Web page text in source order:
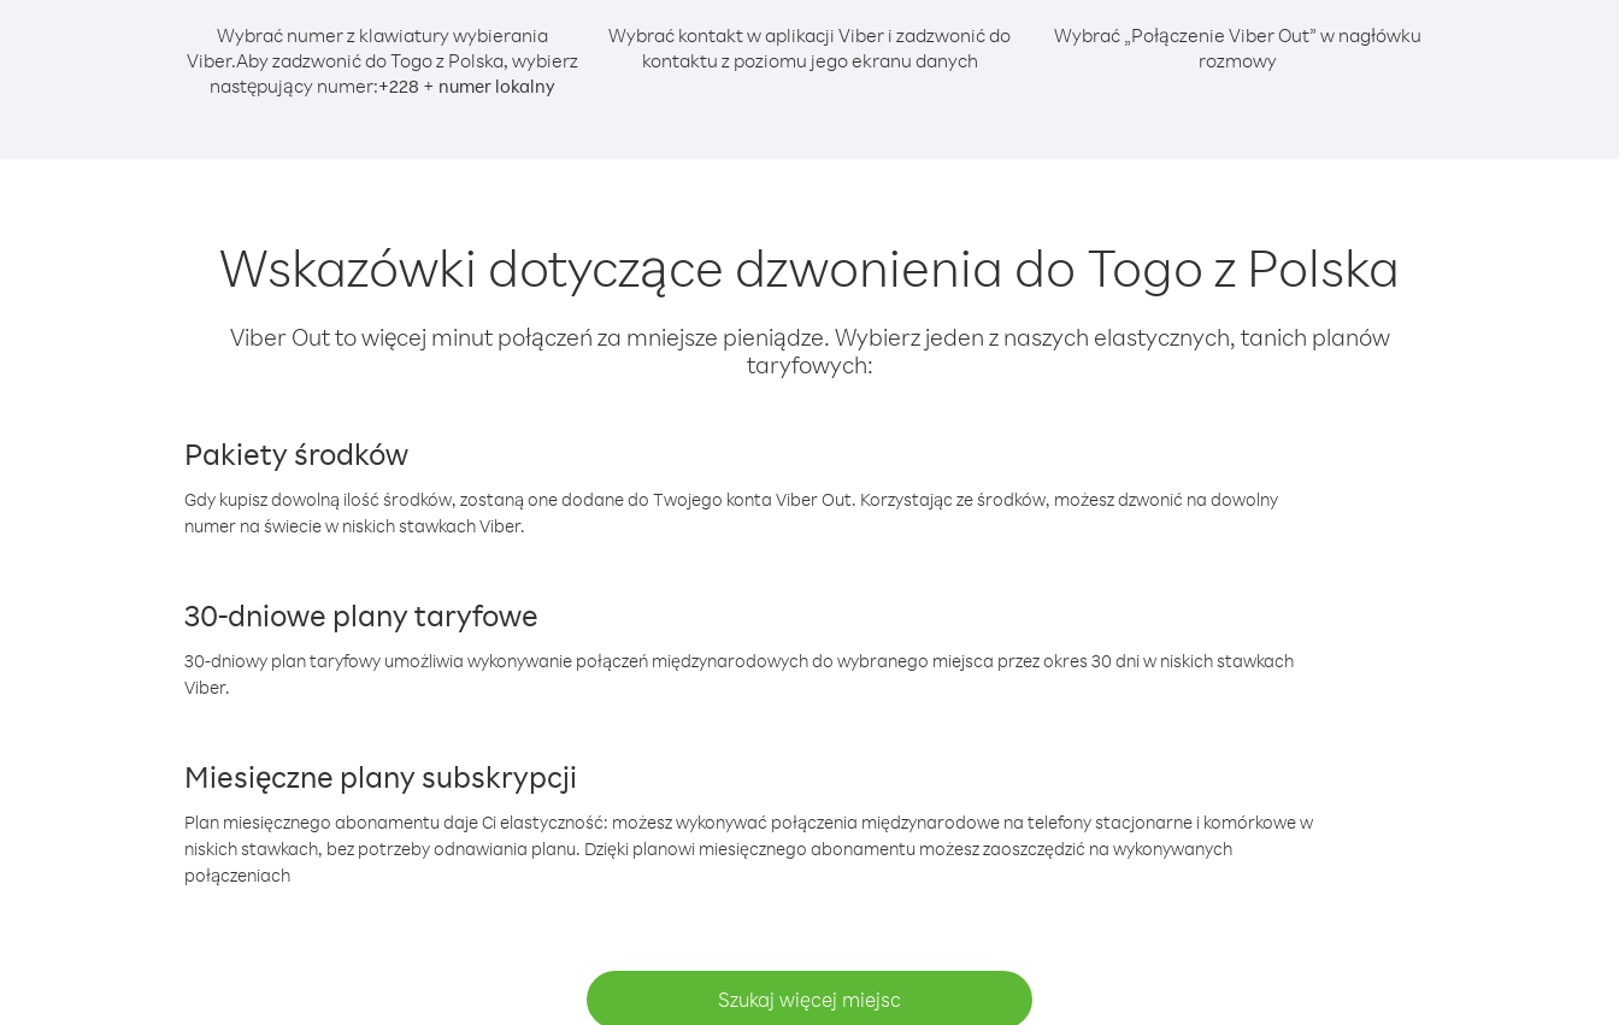
Wybrać numer z klawiatury wybierania
Viber.Aby zadzwonić do Togo z Polska, wybierz
następujący numer:+228 + numer lokalny
Wybrać kontakt w aplikacji Viber i zadzwonić do
kontaktu z poziomu jego ekranu danych
Wybrać „Połączenie Viber Out” w nagłówku
rozmowy
Wskazówki dotyczące dzwonienia do Togo z Polska
Viber Out to więcej minut połączeń za mniejsze pieniądze. Wybierz jeden z naszych elastycznych, tanich planów
taryfowych:
Pakiety środków
Gdy kupisz dowolną ilość środków, zostaną one dodane do Twojego konta Viber Out. Korzystając ze środków, możesz dzwonić na dowolny
numer na świecie w niskich stawkach Viber.
30-dniowe plany taryfowe
30-dniowy plan taryfowy umożliwia wykonywanie połączeń międzynarodowych do wybranego miejsca przez okres 30 dni w niskich stawkach
Viber.
Miesięczne plany subskrypcji
Plan miesięcznego abonamentu daje Ci elastyczność: możesz wykonywać połączenia międzynarodowe na telefony stacjonarne i komórkowe w
niskich stawkach, bez potrzeby odnawiania planu. Dzięki planowi miesięcznego abonamentu możesz zaoszczędzić na wykonywanych
połączeniach
Szukaj więcej miejsc